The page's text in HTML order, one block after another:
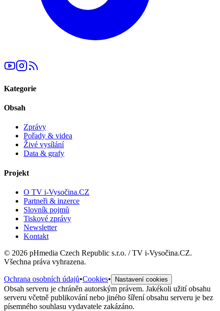
Kategorie
Obsah
Zprávy
Pořady & videa
Živé vysílání
Data & grafy
Projekt
O TV i-Vysočina.CZ
Partneři & inzerce
Slovník pojmů
Tiskové zprávy
Newsletter
Kontakt
© 2026 pHmedia Czech Republic s.r.o. / TV i-Vysočina.CZ.
Všechna práva vyhrazena.
Ochrana osobních údajů•Cookies• Nastavení cookies
Obsah serveru je chráněn autorským právem. Jakékoli užití obsahu
serveru včetně publikování nebo jiného šíření obsahu serveru je bez
písemného souhlasu vydavatele zakázáno.